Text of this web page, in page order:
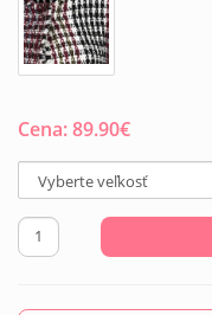
Cena:89.90€